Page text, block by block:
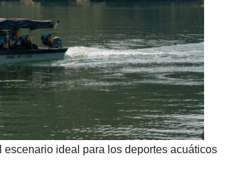
ideal para los deportes acuáticos